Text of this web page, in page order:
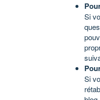
Si
Si